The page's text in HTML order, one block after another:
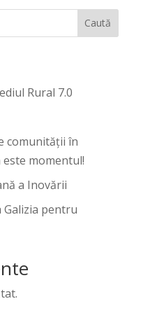
Caută
Rural 7.0
comunității în
este momentul!
a Inovării
Galizia pentru